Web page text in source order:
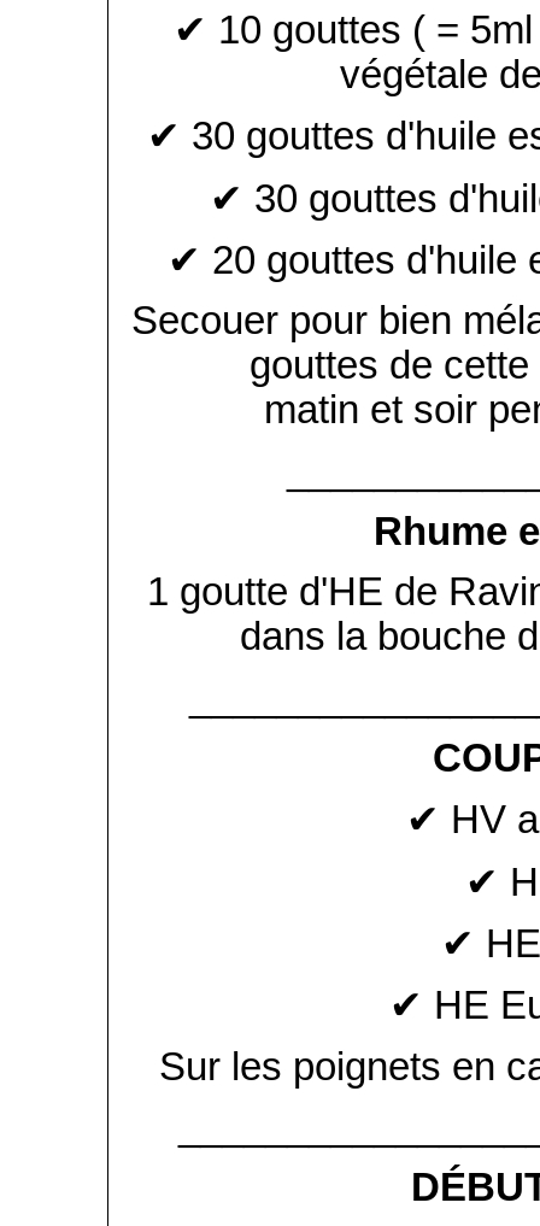
✔ 10 gouttes ( =
végétale
✔ 30 gouttes d'huile
✔ 30 gouttes
✔ 20 gouttes d'huile
Secouer pour bien
gouttes de
matin et soir
Rhume
1 goutte d'HE de
dans la bouche
✔ HV
✔
✔
✔ HE
Sur les poignets en